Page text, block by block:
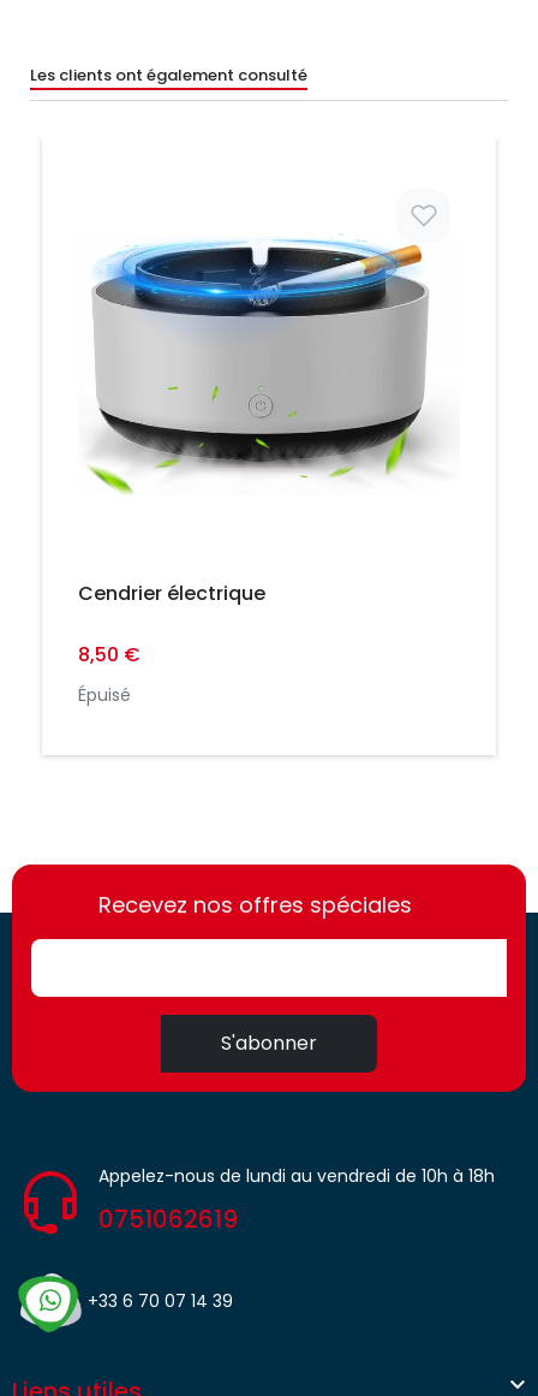
Les clients ont également consulté
Cendrier électrique
8,50 €
Épuisé
https://france-
access.fr
https://france-
access.fr
Recevez nos offres spéciales
S'abonner
Appelez-nous de lundi au vendredi de 10h à 18h
0751062619
+33 6 70 07 14 39
